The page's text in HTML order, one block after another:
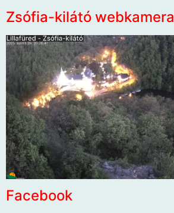
Zsófia-kilátó webkamera
Facebook